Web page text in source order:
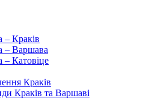
– Краків
– Варшава
– Катовіце
Краків
Краків та Варшаві